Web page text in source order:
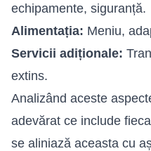
echipamente, siguranță.
Alimentația: Meniu,
Servicii adiționale:
extins.
Analizând aceste
adevărat ce include
se aliniază aceasta cu